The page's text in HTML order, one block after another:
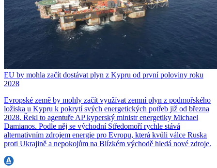
EU by mohla začít dostávat plyn z Kypru od první poloviny roku
2028
Evropské země by mohly začít využívat zemní plyn z podmořského
ložiska u Kypru k pokrytí svých energetických potřeb již od března
2028. Řekl to agentuře AP kyperský ministr energetiky Michael
Damianos. Podle něj se východní Středomoří rychle stává
alternativním zdrojem energie pro Evropu, která kvůli válce Ruska
proti Ukrajině a nepokojům na Blízkém východě hledá nové zdroje.